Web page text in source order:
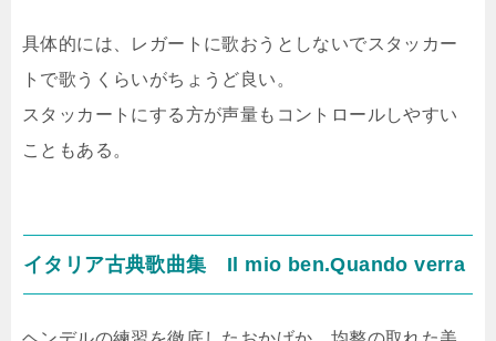
具体的には、レガートに歌おうとしないでスタッカー
トで歌うくらいがちょうど良い。
スタッカートにする方が声量もコントロールしやすい
こともある。
イタリア古典歌曲集 Il mio ben.Quando verra